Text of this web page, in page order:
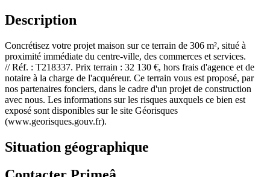
Description
Concrétisez votre projet maison sur ce terrain de 306 m², situé à
proximité immédiate du centre-ville, des commerces et services.
// Réf. : T218337. Prix terrain : 32 130 €, hors frais d'agence et de
notaire à la charge de l'acquéreur. Ce terrain vous est proposé, par
nos partenaires fonciers, dans le cadre d'un projet de construction
avec nous. Les informations sur les risques auxquels ce bien est
exposé sont disponibles sur le site Géorisques
(www.georisques.gouv.fr).
Situation géographique